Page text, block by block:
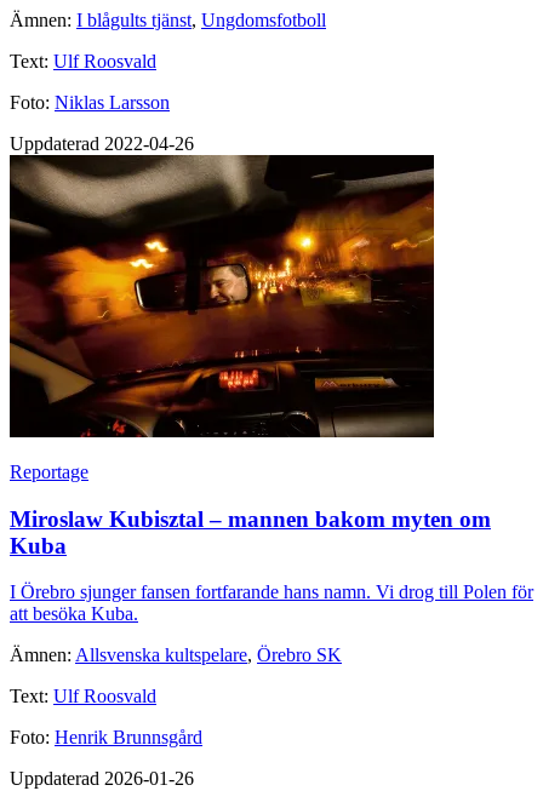
Ämnen: I blågults tjänst, Ungdomsfotboll
Text: Ulf Roosvald
Foto: Niklas Larsson
Uppdaterad 2022-04-26
Reportage
Miroslaw Kubisztal – mannen bakom myten om
Kuba
I Örebro sjunger fansen fortfarande hans namn. Vi drog till Polen för
att besöka Kuba.
Ämnen: Allsvenska kultspelare, Örebro SK
Text: Ulf Roosvald
Foto: Henrik Brunnsgård
Uppdaterad 2026-01-26